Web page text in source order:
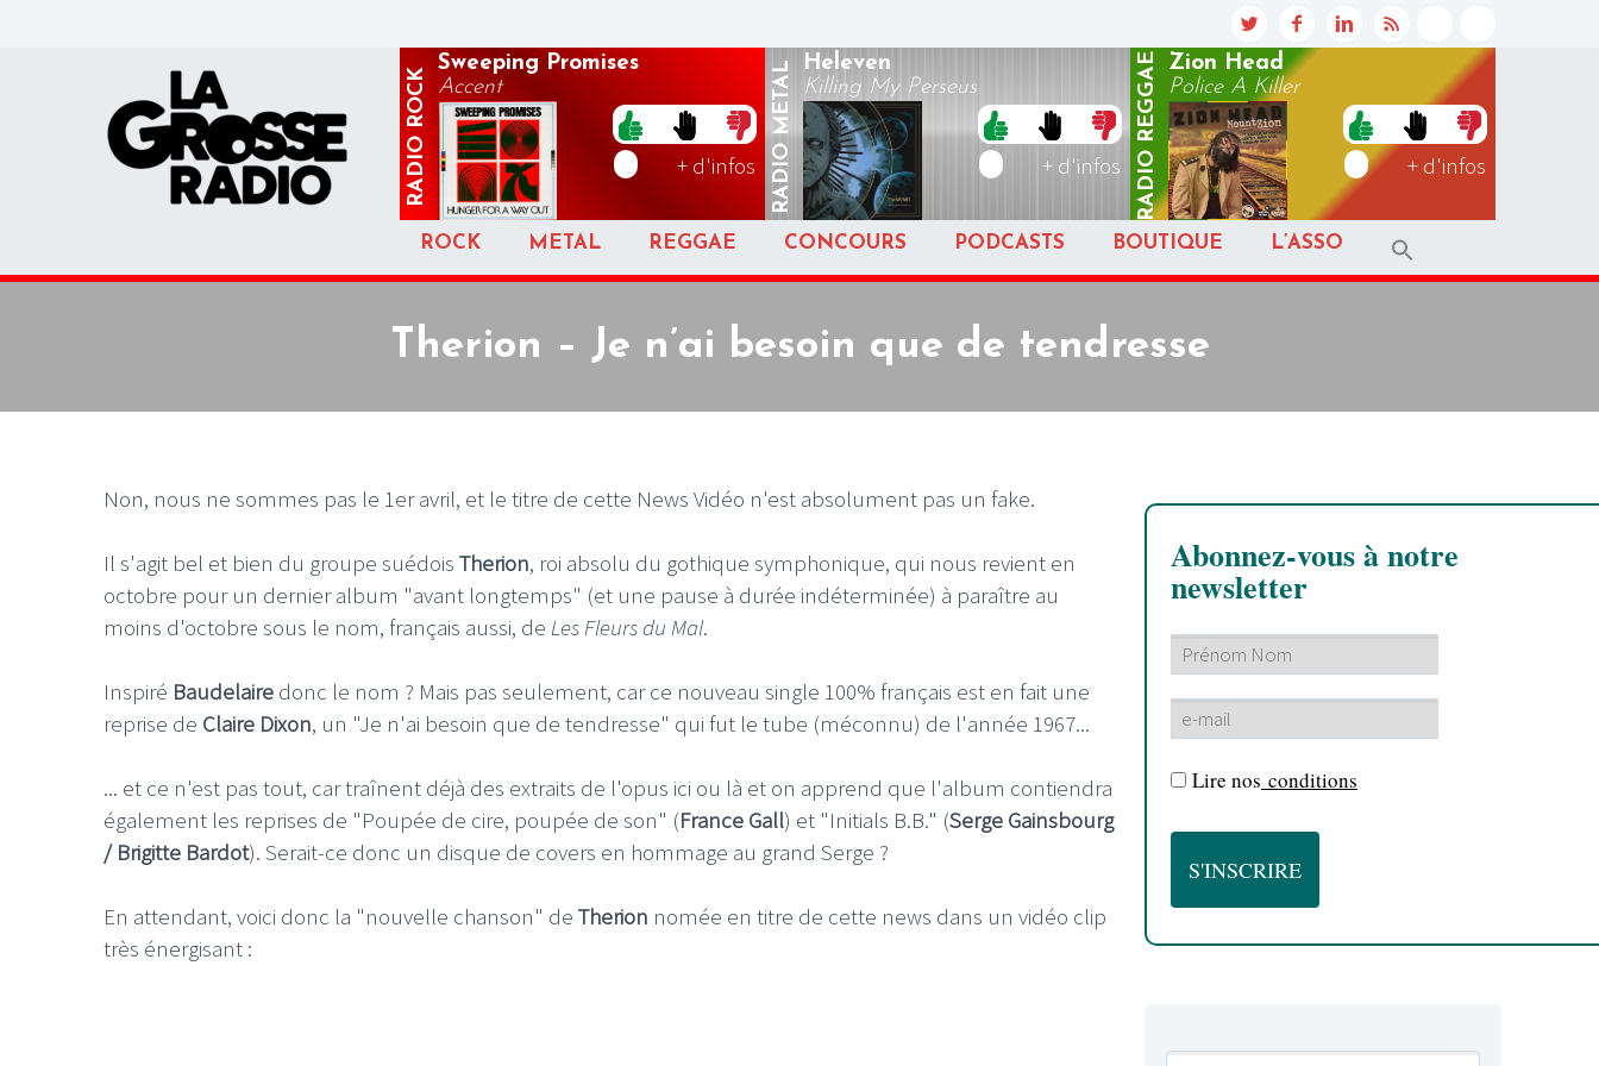
RADIO
ROCK
Sweeping Promises
Accent
+ d'infos RADIO
METAL Heleven
Killing My Perseus
+ d'infos RADIO
REGGAE
Zion Head
Police A Killer
+ d'infos
ROCK METAL REGGAE CONCOURS PODCASTS BOUTIQUE L’ASSO
Therion – Je n’ai besoin que de tendresse
Non, nous ne sommes pas le 1er avril, et le titre de cette News Vidéo n'est absolument pas un fake.
Il s'agit bel et bien du groupe suédois Therion, roi absolu du gothique symphonique, qui nous revient en
octobre pour un dernier album "avant longtemps" (et une pause à durée indéterminée) à paraître au
moins d'octobre sous le nom, français aussi, de Les Fleurs du Mal.
Inspiré Baudelaire donc le nom ? Mais pas seulement, car ce nouveau single 100% français est en fait une
reprise de Claire Dixon, un "Je n'ai besoin que de tendresse" qui fut le tube (méconnu) de l'année 1967...
... et ce n'est pas tout, car traînent déjà des extraits de l'opus ici ou là et on apprend que l'album contiendra
également les reprises de "Poupée de cire, poupée de son" (France Gall) et "Initials B.B." (Serge Gainsbourg
/ Brigitte Bardot). Serait-ce donc un disque de covers en hommage au grand Serge ?
En attendant, voici donc la "nouvelle chanson" de Therion nomée en titre de cette news dans un vidéo clip
très énergisant :
Abonnez-vous à notre
newsletter
Lire nos conditions